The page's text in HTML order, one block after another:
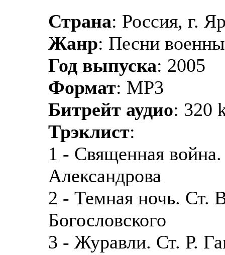
Страна: Россия, г.
Жанр: Песни
Год выпуска: 2005
Формат: MP3
Битрейт аудио: 320
Трэклист:
1 - Священная
Александрова
2 - Темная ночь. Ст.
Богословского
3 - Журавли. Ст. Р.